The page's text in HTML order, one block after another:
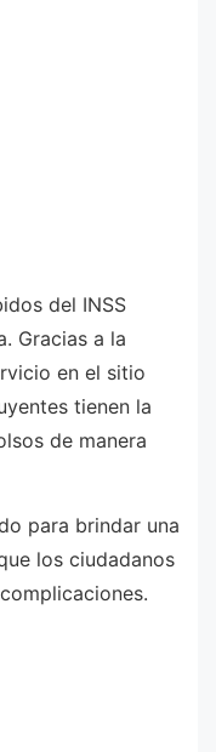
del INSS
Gracias a la
en el sitio
tienen la
de manera
para brindar una
los ciudadanos